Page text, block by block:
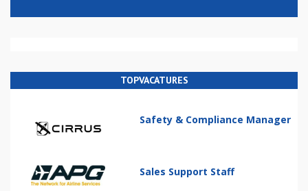
TOPVACATURES
Safety & Compliance Manager
Sales Support Staff